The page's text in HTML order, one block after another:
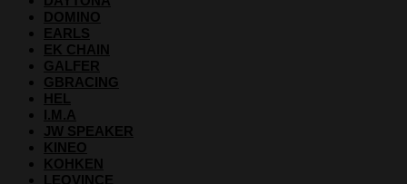
DOMINO
EARLS
EK CHAIN
GALFER
GBRACING
HEL
I.M.A
JW SPEAKER
KINEO
KOHKEN
LEOVINCE